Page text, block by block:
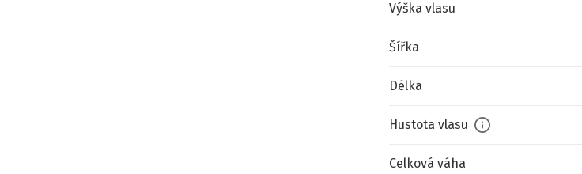
Výška vlasu
Šířka
Délka
Hustota vlasu
Celková váha